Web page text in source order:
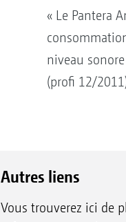
« Le Pantera
niveau
(profi 12/
Autres liens
Vous trouverez ici de